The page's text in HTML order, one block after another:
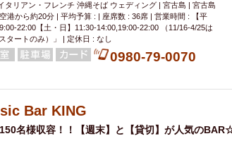
タリアン・フレンチ 沖縄そば ウェディング | 宮古島 | 宮古島
港から約20分 | 平均予算 : | 座席数 : 36席 | 営業時間 : 【平
22:00【土・日】11:30-14:00,19:00-22:00 （11/16-4/25は
タートのみ）」 | 定休日 : なし
0980-79-0070
Bar KING
名様収容！！【週末】と【貸切】が人気の